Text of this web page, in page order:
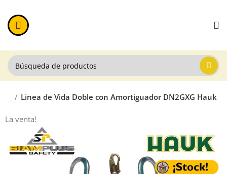
Linea de Vida Doble con Amortiguador DN2GXG Hauk
La venta!